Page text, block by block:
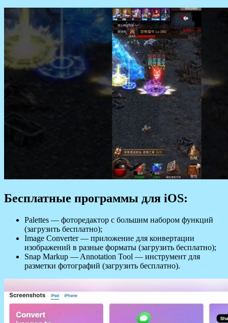
Бесплатные программы для iOS:
Palettes — фоторедактор с большим набором функций
(загрузить бесплатно);
Image Converter — приложение для конвертации
изображений в разные форматы (загрузить бесплатно);
Snap Markup — Annotation Tool — инструмент для
разметки фотографий (загрузить бесплатно).